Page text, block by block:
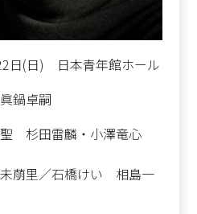
日(日) 日本青年館ホール
鍋卓嗣
杉田雷麟・小澤竜心
里／石橋けい 相島一